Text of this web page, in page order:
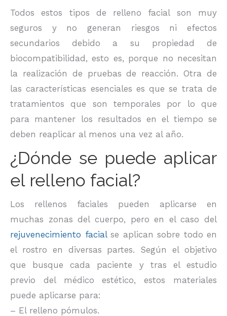
Todos estos tipos de relleno facial son muy
seguros y no generan riesgos ni efectos
secundarios debido a su propiedad de
biocompatibilidad, esto es, porque no necesitan
la realización de pruebas de reacción. Otra de
las características esenciales es que se trata de
tratamientos que son temporales por lo que
para mantener los resultados en el tiempo se
deben reaplicar al menos una vez al año.
¿Dónde se puede aplicar
el relleno facial?
Los rellenos faciales pueden aplicarse en
muchas zonas del cuerpo, pero en el caso del
rejuvenecimiento facialse aplican sobre todo en
el rostro en diversas partes. Según el objetivo
que busque cada paciente y tras el estudio
previo del médico estético, estos materiales
puede aplicarse para:
– El relleno pómulos.